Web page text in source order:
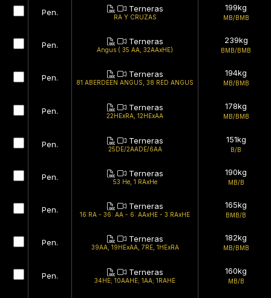
Pen. Terneras
RA Y CRUZAS
199kg
MB/BMB
Pen. Terneras
Angus ( 35 AA, 32AAxHE)
239kg
BMB/BMB
Pen. Terneras
81 ABERDEEN ANGUS, 38 RED ANGUS
194kg
MB/BMB
Pen. Terneras
22HExRA, 12HExAA
178kg
MB/BMB
Pen. Terneras
25DE/2AADE/6AA
151kg
B/B
Pen. Terneras
53 He, 1 RAxHe
190kg
MB/B
Pen. Terneras
16:RA - 36: AA - 6: AAxHE - 3:RAxHE
165kg
BMB/B
Pen. Terneras
39AA, 19HExAA, 7RE, 1HExRA
182kg
MB/BMB
Pen. Terneras
34HE; 10AAHE; 1AA; 1RAHE
160kg
MB/B